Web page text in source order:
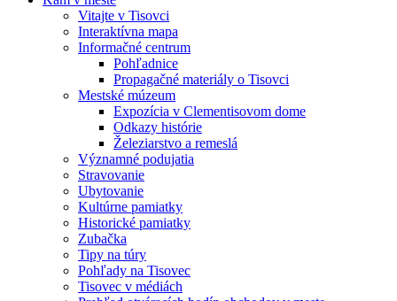
Vitajte v Tisovci
Interaktívna mapa
Informačné centrum
Pohľadnice
Propagačné materiály o Tisovci
Mestské múzeum
Expozícia v Clementisovom dome
Odkazy histórie
Železiarstvo a remeslá
Významné podujatia
Stravovanie
Ubytovanie
Kultúrne pamiatky
Historické pamiatky
Zubačka
Tipy na túry
Pohľady na Tisovec
Tisovec v médiách